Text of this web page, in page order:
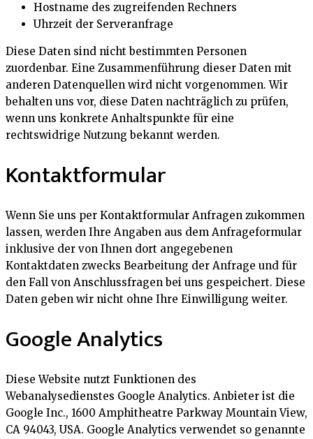
Hostname des zugreifenden Rechners
Uhrzeit der Serveranfrage
Diese Daten sind nicht bestimmten Personen
zuordenbar. Eine Zusammenführung dieser Daten mit
anderen Datenquellen wird nicht vorgenommen. Wir
behalten uns vor, diese Daten nachträglich zu prüfen,
wenn uns konkrete Anhaltspunkte für eine
rechtswidrige Nutzung bekannt werden.
Kontaktformular
Wenn Sie uns per Kontaktformular Anfragen zukommen
lassen, werden Ihre Angaben aus dem Anfrageformular
inklusive der von Ihnen dort angegebenen
Kontaktdaten zwecks Bearbeitung der Anfrage und für
den Fall von Anschlussfragen bei uns gespeichert. Diese
Daten geben wir nicht ohne Ihre Einwilligung weiter.
Google Analytics
Diese Website nutzt Funktionen des
Webanalysedienstes Google Analytics. Anbieter ist die
Google Inc., 1600 Amphitheatre Parkway Mountain View,
CA 94043, USA. Google Analytics verwendet so genannte